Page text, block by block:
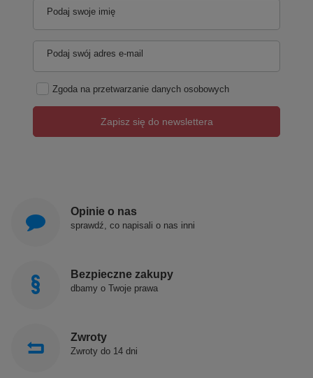
Podaj swoje imię
Podaj swój adres e-mail
Zgoda na przetwarzanie danych osobowych
Zapisz się do newslettera
Opinie o nas
sprawdź, co napisali o nas inni
Bezpieczne zakupy
dbamy o Twoje prawa
Zwroty
Zwroty do 14 dni